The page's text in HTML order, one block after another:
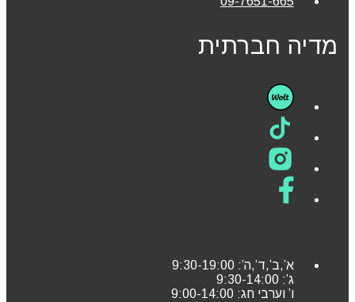
מדיה חברתית
א’,ב’,ד’,ה’: 9:30-19:00
ג’: 9:30-14:00
ו’ וערבי חג: 9:00-14:00